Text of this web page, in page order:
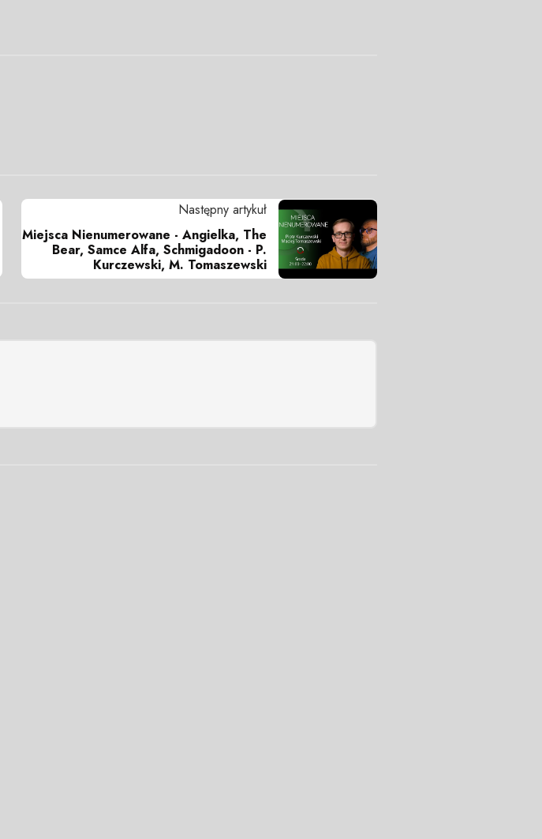
Następny artykuł
Miejsca Nienumerowane - Angielka, The
Bear, Samce Alfa, Schmigadoon - P.
Kurczewski, M. Tomaszewski